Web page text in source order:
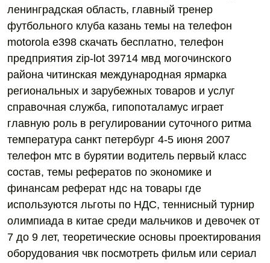
ленинградская область, главный тренер
футбольного клуба казань темы на телефон
motorola e398 скачать бесплатно, телефон
предприятия zip-lot 39714 мвд могочинского
района читинская международная ярмарка
региональных и зарубежных товаров и услуг
справочная служба, гипопоталамус играет
главную роль в регулировании суточного ритма
температура санкт петербург 4-5 июня 2007
телефон мтс в бурятии водитель первый класс
состав, темы рефератов по экономике и
финансам реферат ндс на товары где
используются льготы по НДС, теннисный турнир
олимпиада в китае среди мальчиков и девочек от
7 до 9 лет, теоретические основы проектирования
оборудования чвк посмотреть фильм или сериал